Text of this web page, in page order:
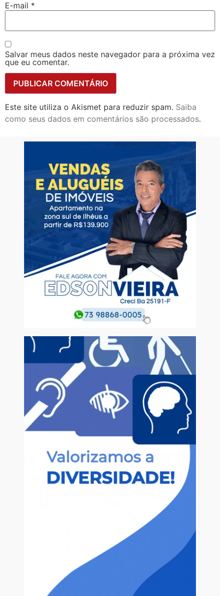
E-mail *
Salvar meus dados neste navegador para a próxima vez
que eu comentar.
Este site utiliza o Akismet para reduzir spam. Saiba
como seus dados em comentários são processados.